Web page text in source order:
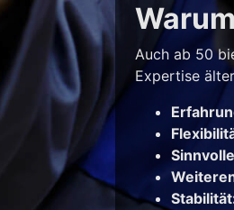
Auch ab 50
Expertise